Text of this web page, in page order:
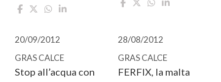
20/09/2012
GRAS CALCE
Stop all’acqua con
28/08/2012
GRAS CALCE
FERFIX, la malta